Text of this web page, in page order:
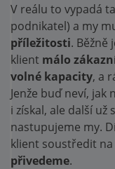
V reálu to vypadá
podnikatel) a my
příležitosti. Běžně
klient málo
volné kapacity, a
Jenže buď neví,
i získal, ale další už
nastupujeme my.
klient soustředit na
přivedeme.